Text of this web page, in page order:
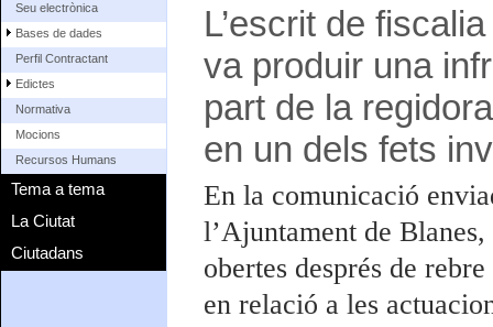
Seu electrònica
Bases de dades
Perfil Contractant
Edictes
Normativa
Mocions
Recursos Humans
Tema a tema
La Ciutat
Ciutadans
L’escrit de
va produir una
part de la
en un dels fets
En la comunicació
l’Ajuntament de
obertes després de
en relació a les